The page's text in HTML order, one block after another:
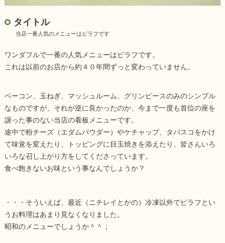
タイトル
当店一番人気のメニューはピラフです
ワンダフルで一番の人気メニューはピラフです。
これは以前のお店から約４０年間ずっと変わっていません。
ベーコン、玉ねぎ、マッシュルーム、グリンピースのみのシンプル
なものですが、それが逆に良かったのか、今まで一度も首位の座を
譲った事のない当店の看板メニューです。
途中で粉チーズ（エダムパウダー）やケチャップ、タバスコをかけ
て味覚を変えたり、トッピングに目玉焼きを添えたり、皆さんいろ
いろな召し上がり方をしてくださっています。
食べ飽きないお味という事なんでしょうか？
・・・そういえば、最近（ニチレイとかの）冷凍以外でピラフとい
うお料理はあまり見なくなりました。
昭和のメニューでしょうか＾＾；